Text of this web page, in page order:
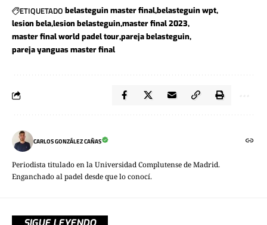
ETIQUETADO belasteguin master finalbelasteguin wpt
lesion belalesion belasteguinmaster final 2023
master final world padel tourpareja belasteguin
pareja yanguas master final
CARLOS GONZÁLEZ CAÑAS
Periodista titulado en la Universidad Complutense de Madrid.
Enganchado al padel desde que lo conocí.